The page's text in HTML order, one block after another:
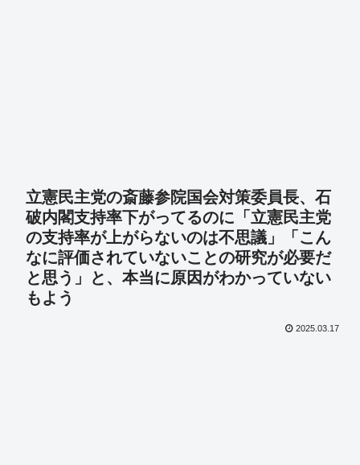
立憲民主党の斎藤参院国会対策委員長、石
破内閣支持率下がってるのに「立憲民主党
の支持率が上がらないのは不思議」「こん
なに評価されていないことの研究が必要だ
と思う」と、本当に原因がわかっていない
もよう
2025.03.17